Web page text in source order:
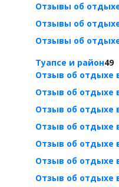
Отзывы об
Отзывы об
Отзывы об
Туапсе и район49
Отзыв об отдыхе
Отзыв об отдыхе
Отзыв об отдыхе
Отзыв об отдыхе
Отзыв об отдыхе
Отзыв об отдыхе
Отзыв об отдыхе